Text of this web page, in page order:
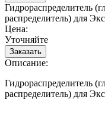
Гидрораспределитель
распределитель) для
Цена:
Уточняйте
Описание:
Гидрораспределитель
распределитель) для